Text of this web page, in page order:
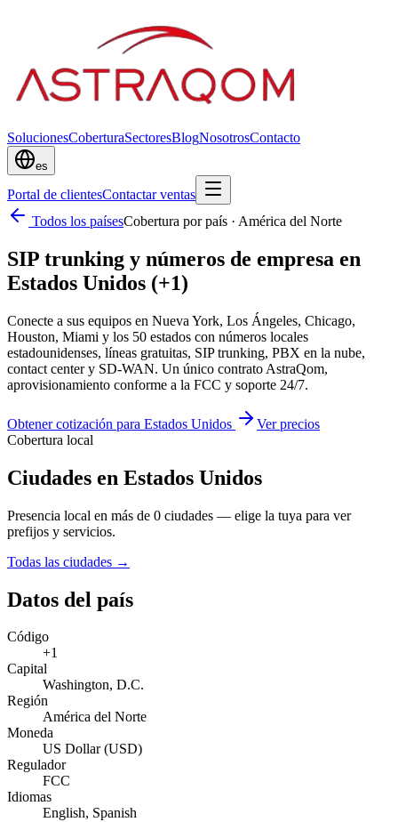
SolucionesCoberturaSectoresBlogNosotrosContacto
es
Portal de clientesContactar ventas
Todos los paísesCobertura por país · América del Norte
SIP trunking y números de empresa en
Estados Unidos (+1)
Conecte a sus equipos en Nueva York, Los Ángeles, Chicago,
Houston, Miami y los 50 estados con números locales
estadounidenses, líneas gratuitas, SIP trunking, PBX en la nube,
contact center y SD-WAN. Un único contrato AstraQom,
aprovisionamiento conforme a la FCC y soporte 24/7.
Obtener cotización para Estados Unidos
Ver precios
Cobertura local
Ciudades en Estados Unidos
Presencia local en más de 0 ciudades — elige la tuya para ver
prefijos y servicios.
Todas las ciudades →
Datos del país
Código
+1
Capital
Washington, D.C.
Región
América del Norte
Moneda
US Dollar (USD)
Regulador
FCC
Idiomas
English, Spanish